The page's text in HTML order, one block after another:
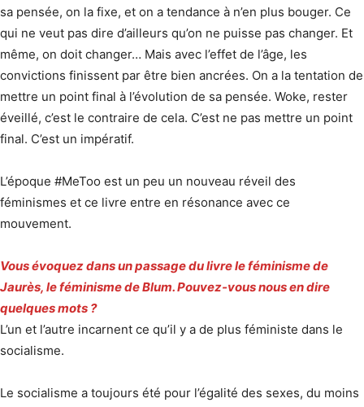
sa pensée, on la fixe, et on a tendance à n’en plus bouger. Ce
qui ne veut pas dire d’ailleurs qu’on ne puisse pas changer. Et
même, on doit changer… Mais avec l’effet de l’âge, les
convictions finissent par être bien ancrées. On a la tentation de
mettre un point final à l’évolution de sa pensée. Woke, rester
éveillé, c’est le contraire de cela. C’est ne pas mettre un point
final. C’est un impératif.
L’époque #MeToo est un peu un nouveau réveil des
féminismes et ce livre entre en résonance avec ce
mouvement.
Vous évoquez dans un passage du livre le féminisme de
Jaurès, le féminisme de Blum. Pouvez-vous nous en dire
quelques mots ?
L’un et l’autre incarnent ce qu’il y a de plus féministe dans le
socialisme.
Le socialisme a toujours été pour l’égalité des sexes, du moins